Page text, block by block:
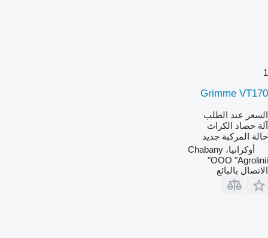
1
Grimme VT170
السعر عند الطلب
آلة حصاد الكراث
حالة المركبة جديد
أوكرانيا، Chabany
OOO "Agrolinii"
الاتصال بالبائع